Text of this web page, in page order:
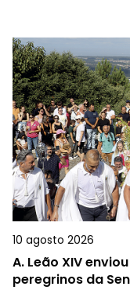
10 agosto 2026
A. Leão XIV
peregrinos da